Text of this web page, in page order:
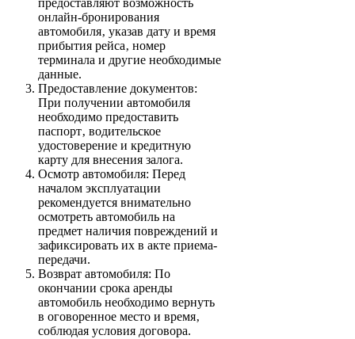
предоставляют возможность
онлайн-бронирования
автомобиля‚ указав дату и время
прибытия рейса‚ номер
терминала и другие необходимые
данные.
Предоставление документов:
При получении автомобиля
необходимо предоставить
паспорт‚ водительское
удостоверение и кредитную
карту для внесения залога.
Осмотр автомобиля: Перед
началом эксплуатации
рекомендуется внимательно
осмотреть автомобиль на
предмет наличия повреждений и
зафиксировать их в акте приема-
передачи.
Возврат автомобиля: По
окончании срока аренды
автомобиль необходимо вернуть
в оговоренное место и время‚
соблюдая условия договора.